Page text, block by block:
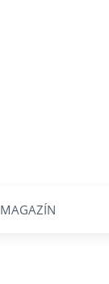
MAGAZÍN